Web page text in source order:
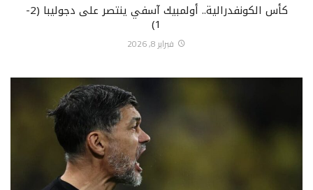
كأس الكونفدرالية.. أولمبيك آسفي ينتصر على دجوليبا (2-
1)
فبراير 8, 2026